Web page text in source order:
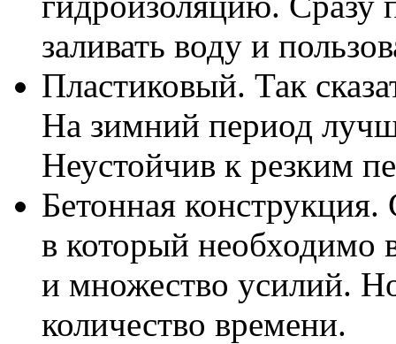
заливать воду и
Пластиковый. Так
На зимний период
Неустойчив к резким
Бетонная
в который необходимо
и множество усилий.
количество времени.